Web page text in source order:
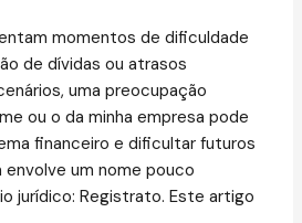
momentos de dificuldade
de dívidas ou atrasos
uma preocupação
ou o da minha empresa pode
financeiro e dificultar futuros
um nome pouco
jurídico: Registrato. Este artigo